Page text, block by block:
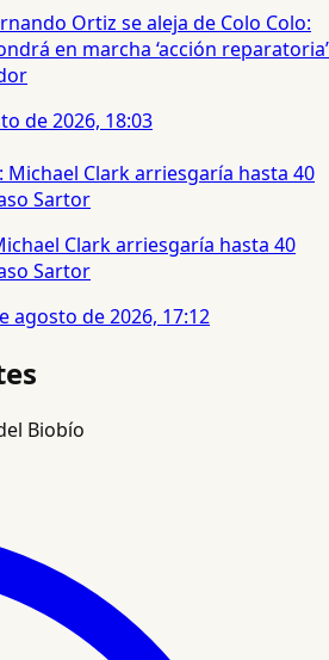
Ortiz se aleja de Colo Colo:
en marcha ‘acción reparatoria’
de 2026, 18:03
Clark arriesgaría hasta 40
Sartor
agosto de 2026, 17:12
Biobío